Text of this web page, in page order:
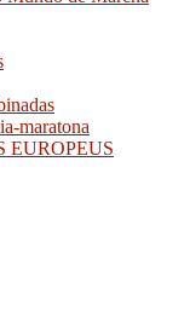
maratona
EUROPEUS